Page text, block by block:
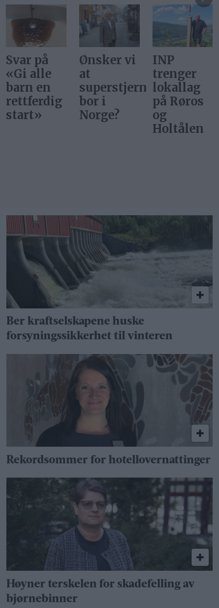
Ønsker vi
at
superstjerner
bor i
Norge?
INP
trenger
lokallag
på Røros
og
Gi alle
barn en
rettferdig
start
Ber kraftselskapene huske
forsyningssikkerhet til vinteren
Rekordsommer for hotellovernattinger
Høyner terskelen for skadefelling av
bjørnebinner